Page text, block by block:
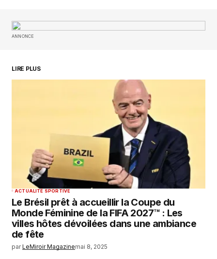
Enregistrer mon nom, mon e-mail et mon
commentaire.
ANNONCE
LIRE PLUS
ACTUALITÉ SPORTIVE
Le Brésil prêt à accueillir la Coupe du
Monde Féminine de la FIFA 2027™ : Les
villes hôtes dévoilées dans une ambiance
de fête
par LeMiroir Magazinemai 8, 2025